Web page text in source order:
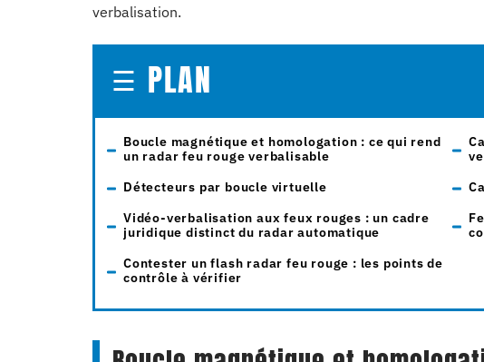
verbalisation.
PLAN
Boucle magnétique et homologation : ce qui rend
un radar feu rouge verbalisable
Détecteurs par boucle virtuelle
Vidéo-verbalisation aux feux rouges : un cadre
juridique distinct du radar automatique
Contester un flash radar feu rouge : les points de
contrôle à vérifier